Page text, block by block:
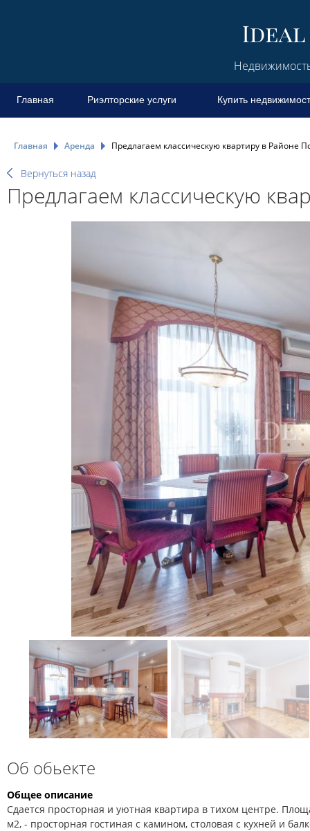
Главная Риэлторские услуги Купить
Главная Аренда Предлагаем классическую квартиру в Районе
Вернуться назад
Предлагаем классическую
Об обьекте
Общее описание
Сдается просторная и уютная квартира в тихом центре.
м2, - просторная гостиная с камином, столовая с кухней и